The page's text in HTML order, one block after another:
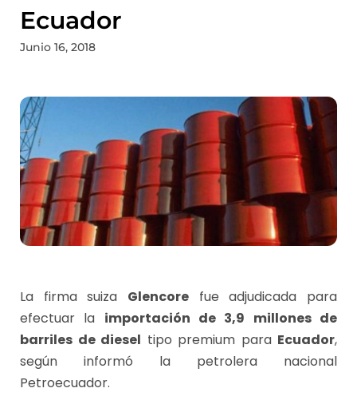
Ecuador
Junio 16, 2018
La firma suiza Glencore fue adjudicada para
efectuar la importación de 3,9 millones de
barriles de diesel tipo premium para Ecuador,
según informó la petrolera nacional
Petroecuador.